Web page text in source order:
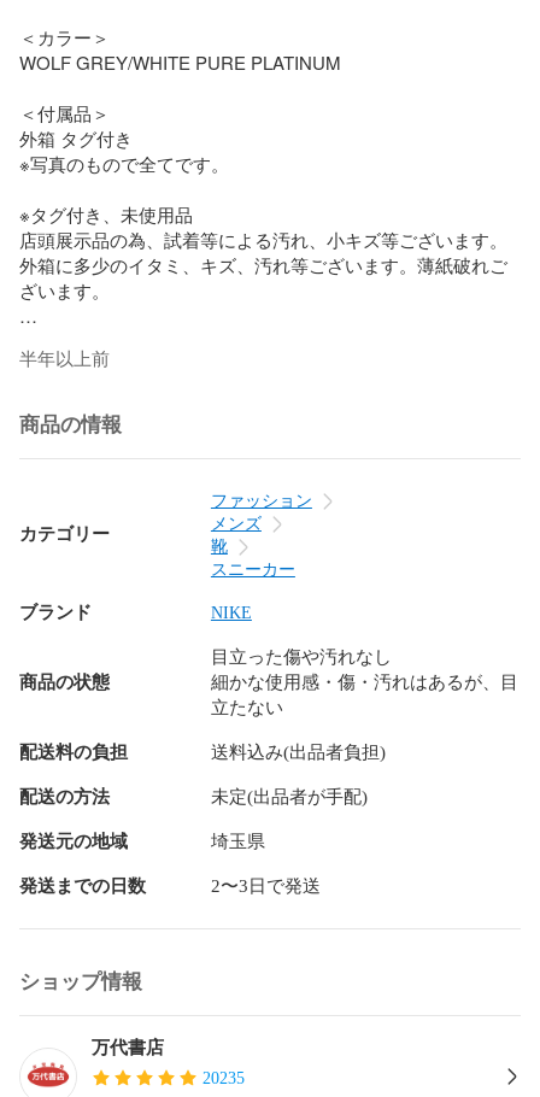
＜カラー＞
WOLF GREY/WHITE PURE PLATINUM
＜付属品＞
外箱 タグ付き
※写真のもので全てです。
※タグ付き、未使用品
店頭展示品の為、試着等による汚れ、小キズ等ございます。
外箱に多少のイタミ、キズ、汚れ等ございます。薄紙破れご
ざいます。
N ：新品・未使用の商品
S ：ほぼ新品同様の商品
A ：多少の傷や汚れはあるが状態の良い商品
B ：使用感の他、傷や汚れのある商品
C ：全体的な使用感の他、傷や汚れの多い商品
D ：かなり大きな傷みがある難あり商品
※S～CランクはUSED品となりますので、
使用感をご理解の上でご購入下さい。
※他ECサイト、店頭併売品となりますので
売り切れの際はご容赦ください。
写真と実物の色に若干の誤差が生じる場合がございます。
●また、色や素材感等に注意して撮影をしておりますが、
撮影状況やご覧になられているブラウザ等により、
色味・質感等が異なって見える場合もございます。
半年以上前
商品の情報
カテゴリー
ファッション
メンズ
靴
スニーカー
ブランド NIKE
商品の状態
目立った傷や汚れなし
細かな使用感・傷・汚れはあるが、目
立たない
配送料の負担 送料込み(出品者負担)
配送の方法 未定(出品者が手配)
発送元の地域 埼玉県
発送までの日数 2〜3日で発送
ショップ情報
万代書店
20235